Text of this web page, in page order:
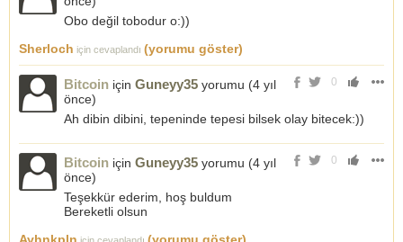
Obo değil tobodur o:))
Sherloch için cevaplandı (yorumu göster)
0
Bitcoin için Guneyy35 yorumu (4 yıl
önce)
Ah dibin dibini, tepeninde tepesi bilsek olay bitecek:))
0
Bitcoin için Guneyy35 yorumu (4 yıl
önce)
Teşekkür ederim, hoş buldum
Bereketli olsun